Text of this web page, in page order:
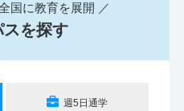
国に教育を展開 ／
スを探す
週5日通学